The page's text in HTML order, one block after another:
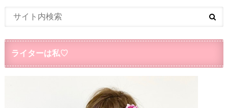
ライターは私♡